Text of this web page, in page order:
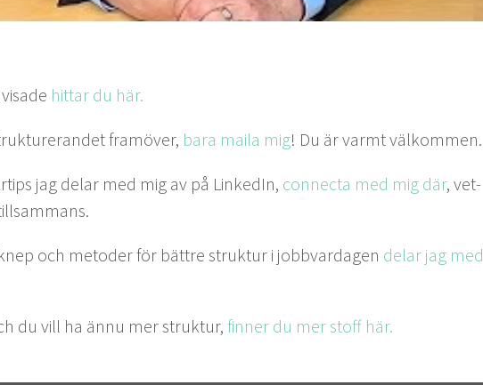
hit­tar du här.
framöver, bara maila mig! Du är varmt välkommen.
jag delar med mig av på LinkedIn, con­nec­ta med mig där, vet­
och metoder för bät­tre struk­tur i job­b­varda­gen delar jag med
du vill ha ännu mer struk­tur, finner du mer stoff här.